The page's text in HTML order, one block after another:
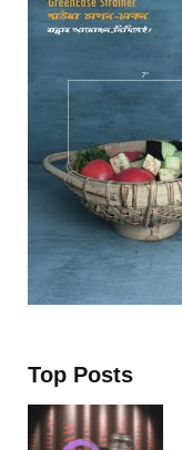
Top Posts